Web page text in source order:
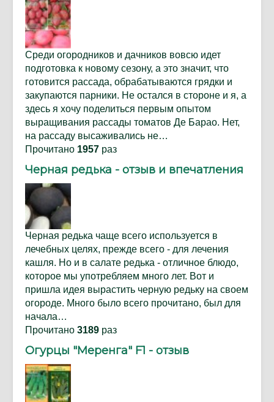
Среди огородников и дачников вовсю идет
подготовка к новому сезону, а это значит, что
готовится рассада, обрабатываются грядки и
закупаются парники. Не остался в стороне и я, а
здесь я хочу поделиться первым опытом
выращивания рассады томатов Де Барао. Нет,
на рассаду высаживались не…
Прочитано 1957 раз
Черная редька - отзыв и впечатления
Черная редька чаще всего используется в
лечебных целях, прежде всего - для лечения
кашля. Но и в салате редька - отличное блюдо,
которое мы употребляем много лет. Вот и
пришла идея вырастить черную редьку на своем
огороде. Много было всего прочитано, был для
начала…
Прочитано 3189 раз
Огурцы "Меренга" F1 - отзыв